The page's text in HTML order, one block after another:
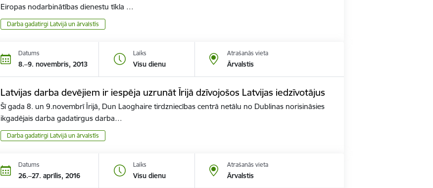
Eiropas nodarbinātības dienestu tīkla …
Darba gadatirgi Latvijā un ārvalstīs
Datums
8.–9. novembris, 2013
Laiks
Visu dienu
Atrašanās vieta
Ārvalstis
Latvijas darba devējiem ir iespēja uzrunāt Īrijā dzīvojošos Latvijas iedzīvotājus
Šī gada 8. un 9.novembrī Īrijā, Dun Laoghaire tirdzniecības centrā netālu no Dublinas norisināsies
ikgadējais darba gadatirgus darba…
Darba gadatirgi Latvijā un ārvalstīs
Datums
26.–27. aprīlis, 2016
Laiks
Visu dienu
Atrašanās vieta
Ārvalstis